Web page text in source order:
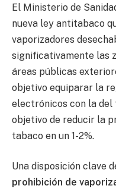
El Ministerio de
nueva ley antitabaco
vaporizadores
significativamente las
áreas públicas
objetivo equiparar la
electrónicos con la del
objetivo de reducir la
tabaco en un 1-2%.
Una disposición clave
prohibición de